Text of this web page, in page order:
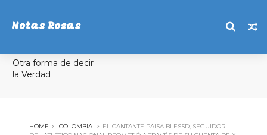
Notas Rosas
Otra forma de decir
la Verdad
HOME COLOMBIA
EL CANTANTE PAISA BLESSD, SEGUIDOR